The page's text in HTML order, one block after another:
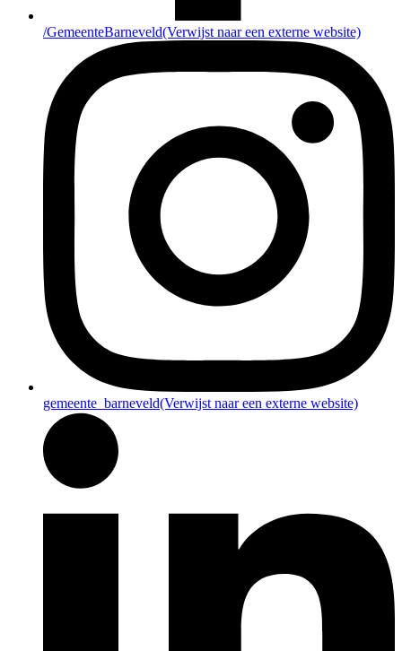
/GemeenteBarneveld(Verwijst naar een externe website)
gemeente_barneveld(Verwijst naar een externe website)